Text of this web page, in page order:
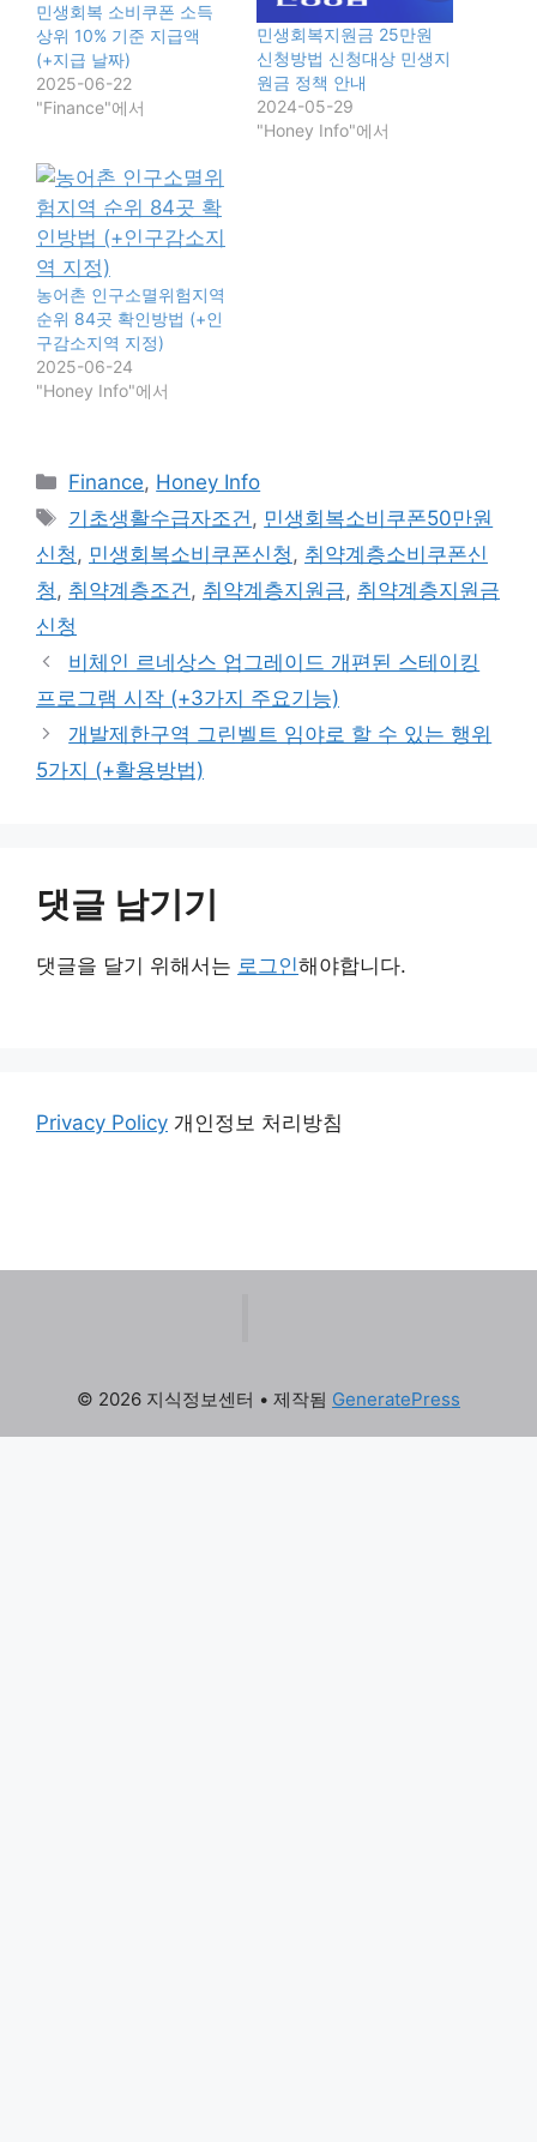
민생회복 소비쿠폰 소득
상위 10% 기준 지급액
(+지급 날짜)
2025-06-22
"Finance"에서
민생회복지원금 25만원
신청방법 신청대상 민생지
원금 정책 안내
2024-05-29
"Honey Info"에서
농어촌 인구소멸위험지역
순위 84곳 확인방법 (+인
구감소지역 지정)
2025-06-24
"Honey Info"에서
카
테
리
Finance, Honey Info
태
그
기초생활수급자조건, 민생회복소비쿠폰50만원
신청, 민생회복소비쿠폰신청, 취약계층소비쿠폰신
청, 취약계층조건, 취약계층지원금, 취약계층지원금
신청
비체인 르네상스 업그레이드 개편된 스테이킹
프로그램 시작 (+3가지 주요기능)
개발제한구역 그린벨트 임야로 할 수 있는 행위
5가지 (+활용방법)
댓글 남기기
댓글을 달기 위해서는 로그인해야합니다.
Privacy Policy 개인정보 처리방침
© 2026 지식정보센터 • 제작됨 GeneratePress